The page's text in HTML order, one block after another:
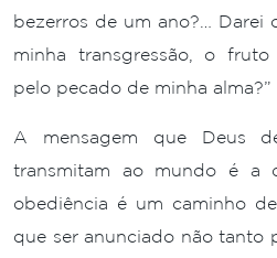
bezerros de um ano?… Darei
minha transgressão, o fruto
pelo pecado de minha alma?”
A mensagem que Deus
transmitam ao mundo é a
obediência é um caminho
que ser anunciado não tanto